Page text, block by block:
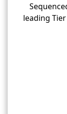
leading